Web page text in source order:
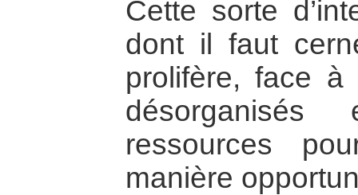
Cette sorte
dont il faut
prolifère, face à
ressources
manière